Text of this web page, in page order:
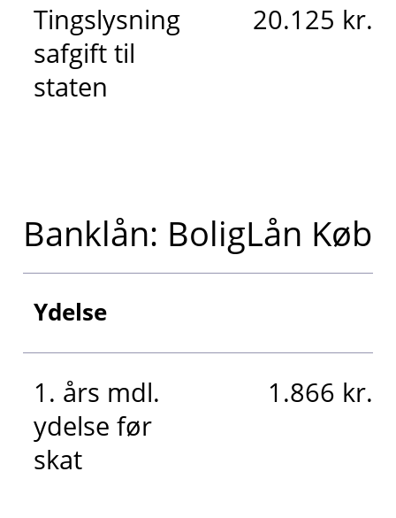
Tingslysning
safgift til
staten
20.125 kr.
Banklån: BoligLån Køb
Ydelse
1. års mdl.
ydelse før
skat
1.866 kr.